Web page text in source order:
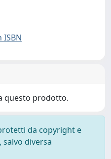
questo prodotto.
da copyright e
diversa